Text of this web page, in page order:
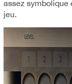
assez symbolique
jeu.